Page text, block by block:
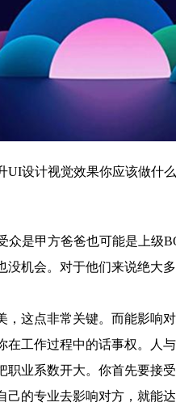
设计视觉效果你应该做什么
是甲方爸爸也可能是上级
机会。对于他们来说绝大多
点非常关键。而能影响对
在工作过程中的话事权。人
职业系数开大。你首先要接
的专业去影响对方，就能